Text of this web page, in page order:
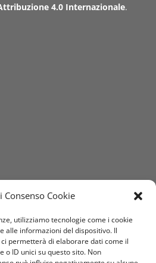
Consenso Cookie
utilizziamo tecnologie come i cookie
alle informazioni del dispositivo. Il
permetterà di elaborare dati come il
o ID unici su questo sito. Non
4.0 Internazionale.